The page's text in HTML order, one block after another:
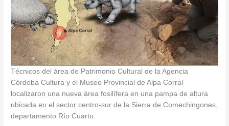
Técnicos del área de Patrimonio Cultural de la Agencia
Córdoba Cultura y el Museo Provincial de Alpa Corral
localizaron una nueva área fosilífera en una pampa de altura
ubicada en el sector centro-sur de la Sierra de Comechingones,
departamento Río Cuarto.